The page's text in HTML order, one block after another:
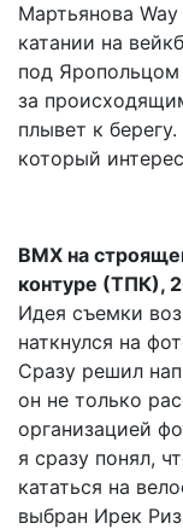
Мартьянова
катании на
под
за
плывет к
который
BMX на
контуре (ТПК),
Идея съемки
наткнулся на
Сразу решил
он не только
организацией
я сразу понял,
кататься на
выбран Ирек